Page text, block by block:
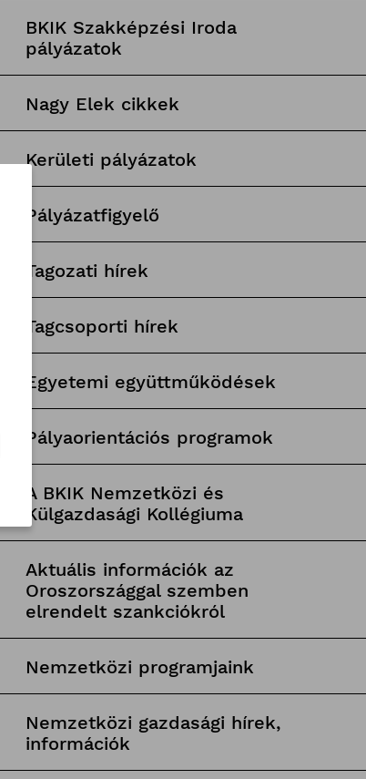
BKIK Szakképzési Iroda
pályázatok
Nagy Elek cikkek
Kerületi pályázatok
Pályázatfigyelő
Tagozati hírek
Tagcsoporti hírek
Egyetemi együttműködések
Pályaorientációs programok
A BKIK Nemzetközi és
Külgazdasági Kollégiuma
Aktuális információk az
Oroszországgal szemben
elrendelt szankciókról
Nemzetközi programjaink
Nemzetközi gazdasági hírek,
információk